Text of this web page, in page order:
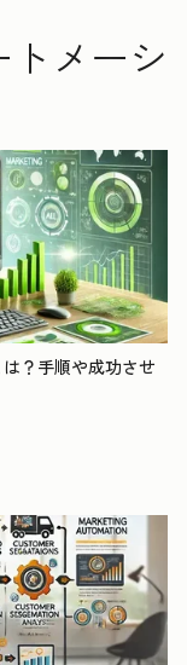
メーシ
？手順や成功させ